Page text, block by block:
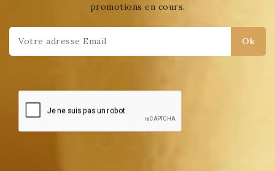
promotions en cours.